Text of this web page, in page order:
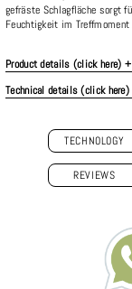
gefräste Schlagfläche sorgt
Feuchtigkeit im
Product details (click here) +
Technical details (click
TECHNOLOGY
REVIEWS